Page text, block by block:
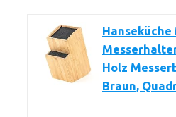
Hanseküche
Holz
Braun,